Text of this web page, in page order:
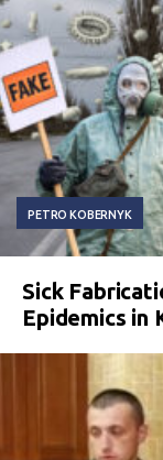
PETRO KOBERNYK
Sick
Epidemics in